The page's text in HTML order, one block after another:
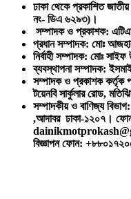
ঢাকা থেকে প্রকাশিত
নং- ডিএ ৬২৯৩)।
সম্পাদক ও প্রকাশক: এটিএম
প্রধান সম্পাদক: মোঃ
নির্বাহী সম্পাদক: মোঃ সাইফ
ব্যবস্থাপনা সম্পাদক:
সম্পাদক ও প্রকাশক কর্তৃক
টয়েনবি সার্কুলার রোড,
সম্পাদকীয় ও বাণিজ্য
,আদাবর ঢাকা-১২০৭।
বিজ্ঞাপন ফোন: